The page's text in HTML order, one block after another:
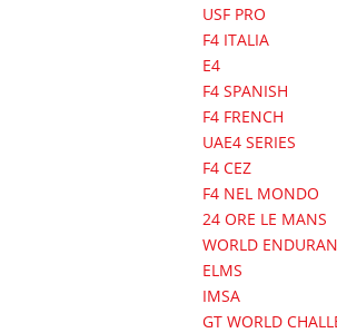
USF PRO
F4 ITALIA
E4
F4 SPANISH
F4 FRENCH
UAE4 SERIES
F4 CEZ
F4 NEL MONDO
24 ORE LE MANS
WORLD
ELMS
IMSA
GT WORLD